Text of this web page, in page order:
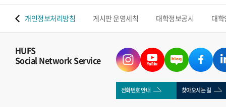
개인정보처리방침 게시판 운영세칙 대학정보공시 대
HUFS
Social Network Service
전화번호 안내 찾아오시는 길